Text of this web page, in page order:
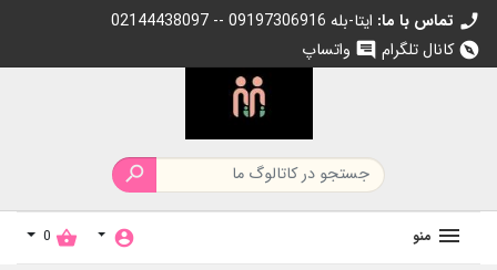
call تماس با ما: 02144438097 -- 09197306916 ایتا-بله
explore کانال تلگرام chat واتساپ

منو account_circle
shopping_basket
0